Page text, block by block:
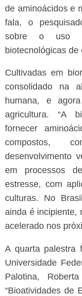
de aminoácidos e
fala, o
sobre o uso
biotecnológicas de
Cultivadas em
consolidado na
humana, e
agricultura. “A
fornecer
compostos,
desenvolvimento
em processos
estresse, com
culturas. No
ainda é incipiente,
acelerado nos
A quarta palestra
Universidade
Palotina,
“Bioatividades de